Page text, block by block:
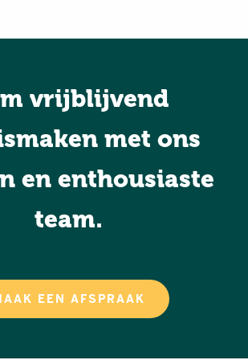
vrijblijvend
met ons
en enthousiaste
team.
EEN AFSPRAAK